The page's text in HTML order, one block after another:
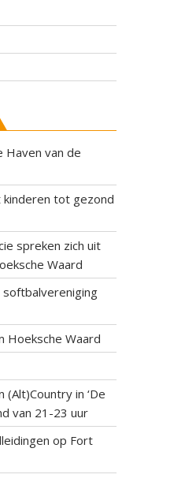
Haven van de
kinderen tot gezond
spreken zich uit
Waard
Hoeksche Waard
(Alt)Country in ‘De
van 21-23 uur
op Fort